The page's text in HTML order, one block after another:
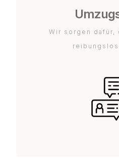
Wir sorgen dafür,
reibungslos